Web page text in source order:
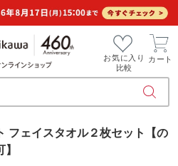
お気に入り
比較
カート
フェイスタオル２枚セット【の